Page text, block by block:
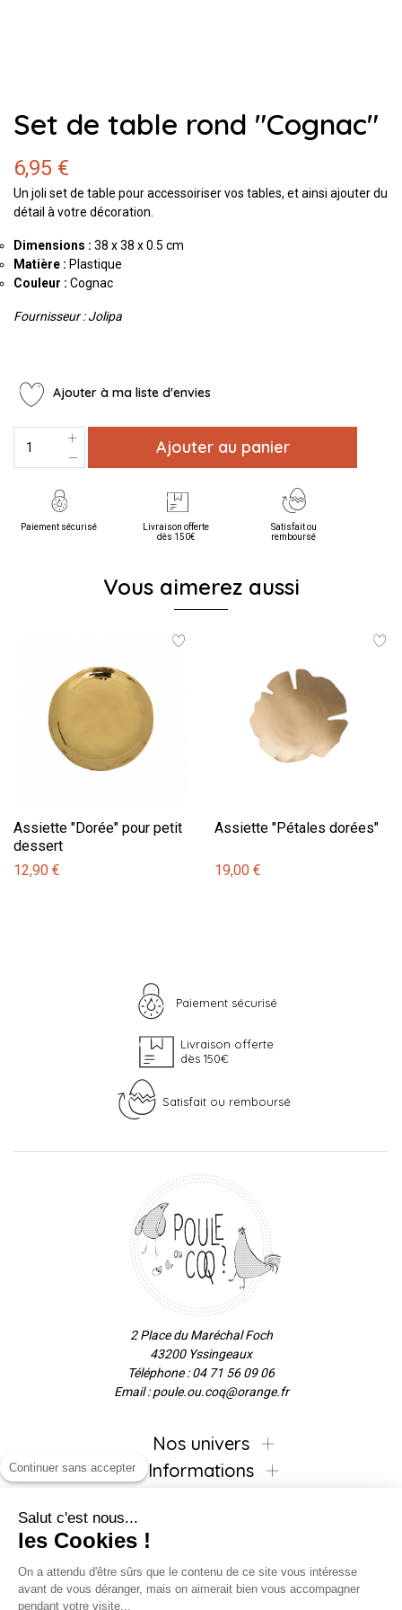
Set de table rond "Cognac"
6,95 €
Un joli set de table pour accessoiriser vos tables, et ainsi ajouter du
détail à votre décoration.
Dimensions : 38 x 38 x 0.5 cm
Matière : Plastique
Couleur : Cognac
Fournisseur : Jolipa
Ajouter à ma liste d'envies
Ajouter au panier
Paiement sécurisé
Livraison offerte
dès 150€
Satisfait ou
remboursé
Vous aimerez aussi
Assiette "Dorée" pour petit
dessert
12,90 €
Assiette "Pétales dorées"
19,00 €
Paiement sécurisé
Livraison offerte
dès 150€
Satisfait ou remboursé
2 Place du Maréchal Foch
43200 Yssingeaux
Téléphone : 04 71 56 09 06
Email : poule.ou.coq@orange.fr
Nos univers
Informations
Inscrivez-vous à la newsletter !
Continuer sans accepter
Salut c'est nous...
les Cookies !
On a attendu d'être sûrs que le contenu de ce site vous intéresse
avant de vous déranger, mais on aimerait bien vous accompagner
pendant votre visite...